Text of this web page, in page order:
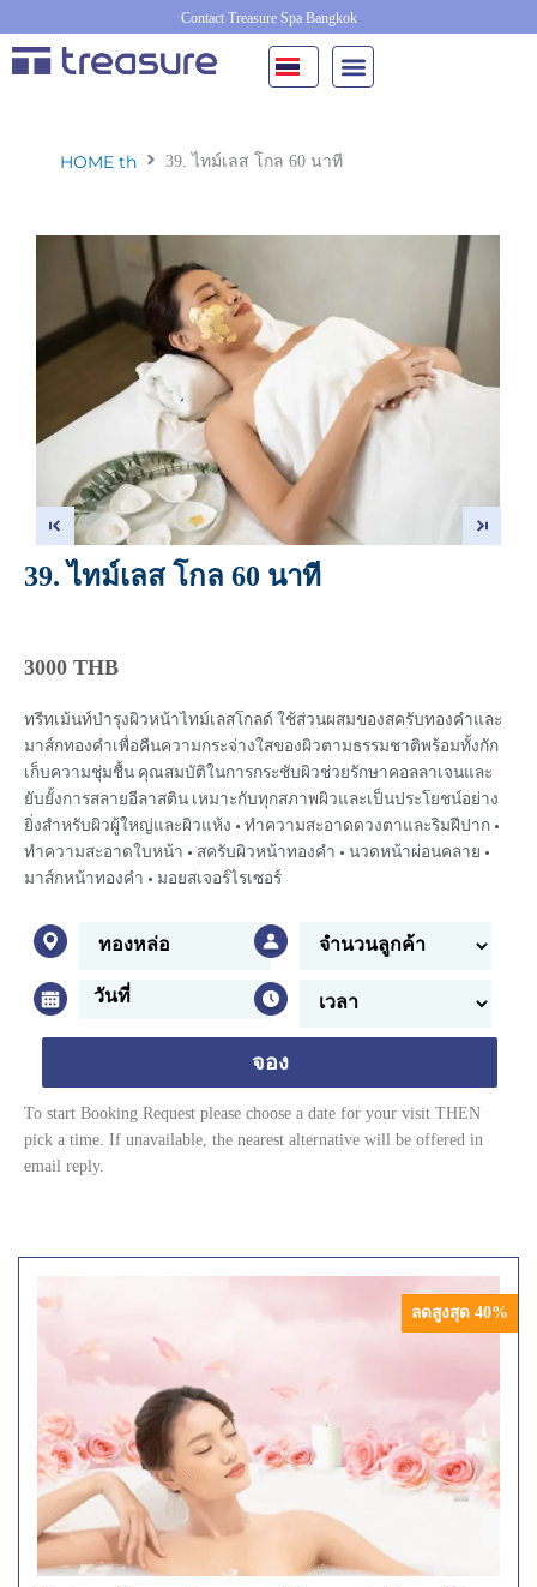
to
content
Contact Treasure Spa Bangkok
HOME th 39. ไทม์เลส โกล 60 นาที
39. ไทม์เลส โกล 60 นาที
3000 THB
ทรีทเม้นท์บำรุงผิวหน้าไทม์เลสโกลด์ ใช้ส่วนผสมของสครับทองคำและ
มาส์กทองคำเพื่อคืนความกระจ่างใสของผิวตามธรรมชาติพร้อมทั้งกัก
เก็บความชุ่มชื้น คุณสมบัติในการกระชับผิวช่วยรักษาคอลลาเจนและ
ยับยั้งการสลายอีลาสติน เหมาะกับทุกสภาพผิวและเป็นประโยชน์อย่าง
ยิ่งสำหรับผิวผู้ใหญ่และผิวแห้ง • ทำความสะอาดดวงตาและริมฝีปาก •
ทำความสะอาดใบหน้า • สครับผิวหน้าทองคำ • นวดหน้าผ่อนคลาย •
มาส์กหน้าทองคำ • มอยสเจอร์ไรเซอร์
จอง
To start Booking Request please choose a date for your visit THEN
pick a time. If unavailable, the nearest alternative will be offered in
email reply.
ลดสูงสุด 40%